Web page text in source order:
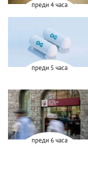
преди 4 часа
преди 5 часа
преди 6 часа